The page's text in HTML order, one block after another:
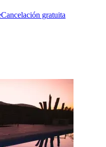
Cancelación gratuita